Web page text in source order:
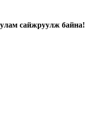
сайжруулж байна!